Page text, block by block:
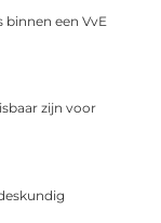
binnen een VvE
zijn voor